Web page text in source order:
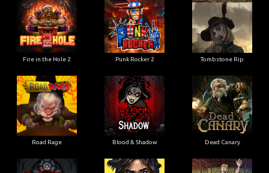
Fire in the Hole 2 Punk Rocker 2 Tombstone Rip
Road Rage Blood & Shadow Dead Canary